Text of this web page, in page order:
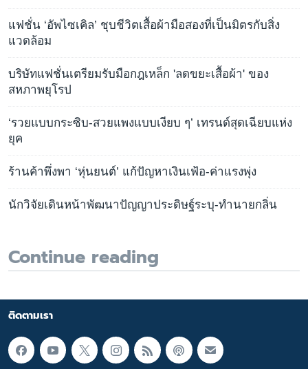
แฟชั่น ‘อัพไซเคิล’ ชุบชีวิตเสื้อผ้ามือสองที่เป็นมิตรกับสิ่ง
แวดล้อม
บริษัทแฟชั่นเตรียมรับมือกฎเหล็ก 'ลดขยะเสื้อผ้า' ของ
สหภาพยุโรป
‘รวยแบบกระซิบ-สวยแพงแบบเงียบ ๆ’ เทรนด์สุดเฉียบแห่ง
ยุค
ร้านค้าพึ่งพา ‘หุ่นยนต์’ แก้ปัญหาเงินเฟ้อ-ค่าแรงพุ่ง
นักวิจัยเดินหน้าพัฒนาปัญญาประดิษฐ์ระบุ-ทำนายกลิ่น
Continue reading
ติดตามเรา